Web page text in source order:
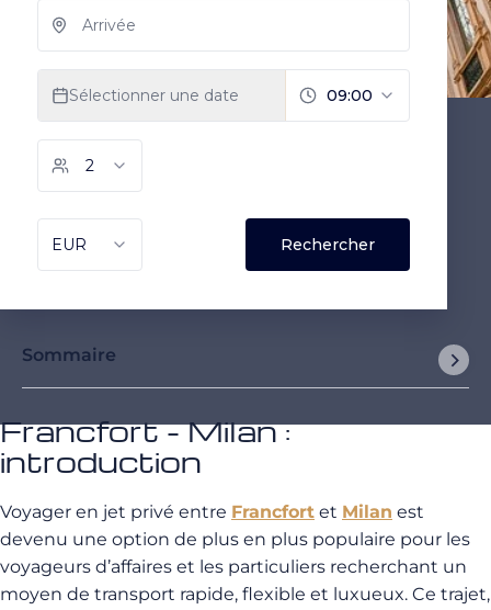
Sommaire
Francfort - Milan :
introduction
Voyager en jet privé entre Francfort et Milan est
devenu une option de plus en plus populaire pour les
voyageurs d’affaires et les particuliers recherchant un
moyen de transport rapide, flexible et luxueux. Ce trajet,